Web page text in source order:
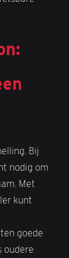
Bij
nodig om
Met
kunt
goede
oudere